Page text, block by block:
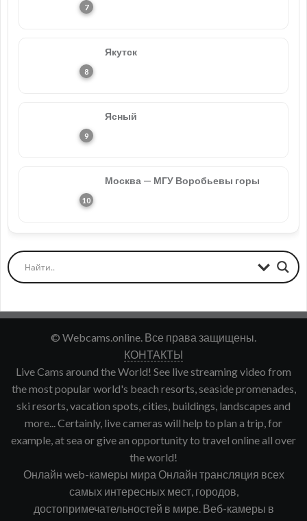
Якутск
Ясный
Москва — МГУ Воробьевы горы
© Webcams.online. Все права защищены.
КОНТАКТЫ
Live Cams around the World! See live streaming video from
the most popular world's beach resorts, seaside promenades,
ski resorts, vacation spots, cities, buildings, landscapes and
more... Certainly, live cameras will help to plan a trip, for
example, at sea or give an opportunity to travel online all over
the world!
Онлайн web-камеры мира Онлайн трансляция всех
самых интересных мест, городов,
достопримечательностей в мире. Веб-камеры в